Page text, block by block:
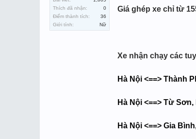
Thích đã nhận:
0
Điểm thành tích:
36
Giới tính:
Nữ
Giá ghép xe chỉ từ
Xe nhận chạy các
Hà Nội <==> Thành
Hà Nội <==> Từ
Hà Nội <==> Gia